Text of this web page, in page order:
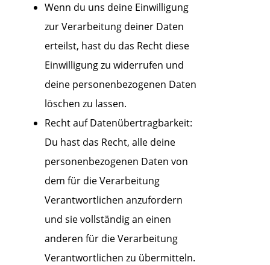
Wenn du uns deine Einwilligung
zur Verarbeitung deiner Daten
erteilst, hast du das Recht diese
Einwilligung zu widerrufen und
deine personenbezogenen Daten
löschen zu lassen.
Recht auf Datenübertragbarkeit:
Du hast das Recht, alle deine
personenbezogenen Daten von
dem für die Verarbeitung
Verantwortlichen anzufordern
und sie vollständig an einen
anderen für die Verarbeitung
Verantwortlichen zu übermitteln.